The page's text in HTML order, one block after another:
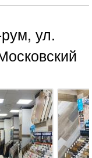
ул.